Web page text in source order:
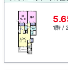
1階 /